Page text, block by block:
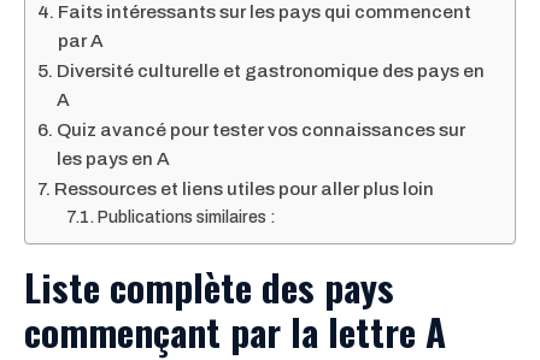
Faits intéressants sur les pays qui commencent
par A
Diversité culturelle et gastronomique des pays en
A
Quiz avancé pour tester vos connaissances sur
les pays en A
Ressources et liens utiles pour aller plus loin
Publications similaires :
Liste complète des pays
commençant par la lettre A